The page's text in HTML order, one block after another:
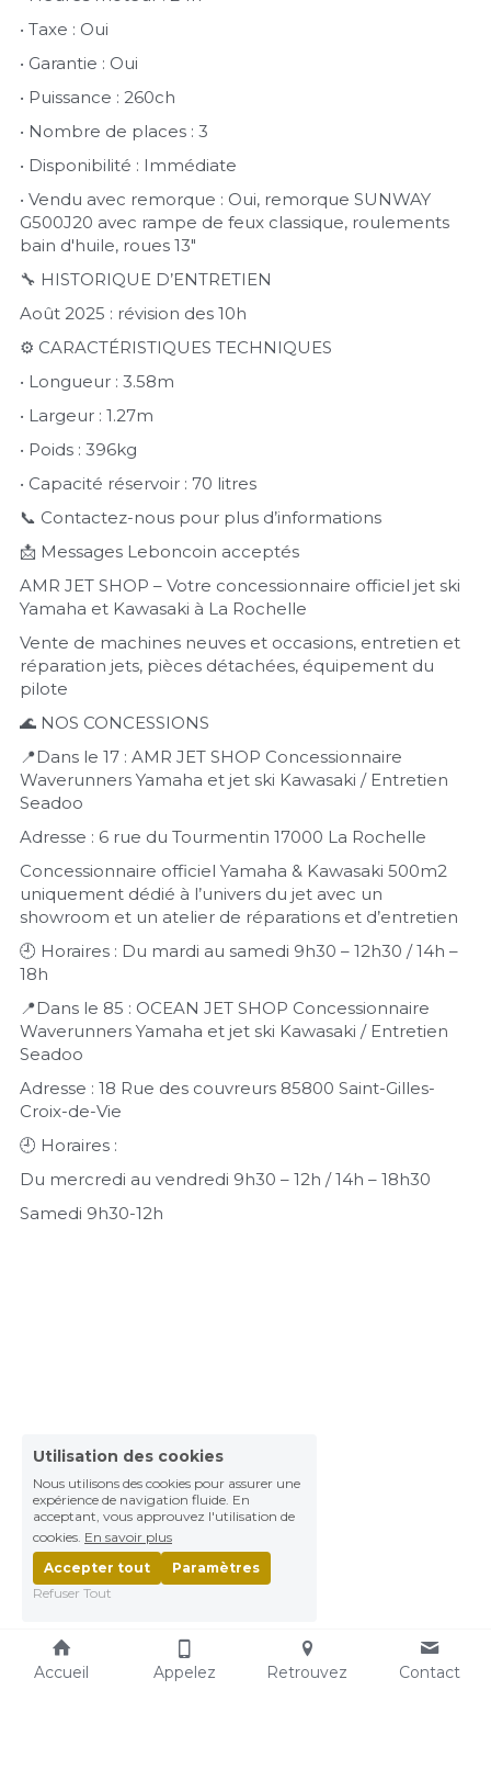
• Taxe : Oui
• Garantie : Oui
• Puissance : 260ch
• Nombre de places : 3
• Disponibilité : Immédiate
• Vendu avec remorque : Oui, remorque SUNWAY
G500J20 avec rampe de feux classique, roulements
bain d'huile, roues 13"
🔧 HISTORIQUE D’ENTRETIEN
Août 2025 : révision des 10h
⚙️ CARACTÉRISTIQUES TECHNIQUES
• Longueur : 3.58m
• Largeur : 1.27m
• Poids : 396kg
• Capacité réservoir : 70 litres
📞 Contactez-nous pour plus d’informations
📩 Messages Leboncoin acceptés
AMR JET SHOP – Votre concessionnaire officiel jet ski
Yamaha et Kawasaki à La Rochelle
Vente de machines neuves et occasions, entretien et
réparation jets, pièces détachées, équipement du
pilote
🌊 NOS CONCESSIONS
📍Dans le 17 : AMR JET SHOP Concessionnaire
Waverunners Yamaha et jet ski Kawasaki / Entretien
Seadoo
Adresse : 6 rue du Tourmentin 17000 La Rochelle
Concessionnaire officiel Yamaha & Kawasaki 500m2
uniquement dédié à l’univers du jet avec un
showroom et un atelier de réparations et d’entretien
🕘 Horaires : Du mardi au samedi 9h30 – 12h30 / 14h –
18h
📍Dans le 85 : OCEAN JET SHOP Concessionnaire
Waverunners Yamaha et jet ski Kawasaki / Entretien
Seadoo
Adresse : 18 Rue des couvreurs 85800 Saint-Gilles-
Croix-de-Vie
🕘 Horaires :
Du mercredi au vendredi 9h30 – 12h / 14h – 18h30
Samedi 9h30-12h
Accueil Appelez Retrouvez Contact
Utilisation des cookies
Nous utilisons des cookies pour assurer une
expérience de navigation fluide. En
acceptant, vous approuvez l'utilisation de
cookies.
En savoir plus
Accepter tout
Paramètres
Refuser Tout